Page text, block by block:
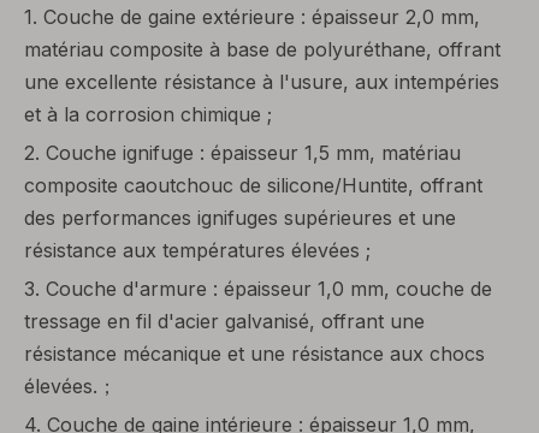
1. Couche de gaine extérieure : épaisseur 2,0 mm,
matériau composite à base de polyuréthane, offrant
une excellente résistance à l'usure, aux intempéries
et à la corrosion chimique ;
2. Couche ignifuge : épaisseur 1,5 mm, matériau
composite caoutchouc de silicone/Huntite, offrant
des performances ignifuges supérieures et une
résistance aux températures élevées ;
3. Couche d'armure : épaisseur 1,0 mm, couche de
tressage en fil d'acier galvanisé, offrant une
résistance mécanique et une résistance aux chocs
élevées. ；
4. Couche de gaine intérieure : épaisseur 1,0 mm,